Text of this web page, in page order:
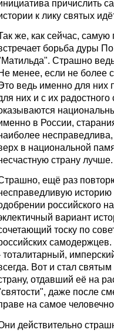
причислить
к лику святых
же, как сейчас,
борьба дуры
Страшно
менее, если не более
ведь именно для них
них и с их
в России,
в национальной
страну лучше.
ещё раз
российского
вариант
тоску по
самодержцев.
тоталитарный,
Вот и стал
отдавший её на
даже после
на самое
действительно